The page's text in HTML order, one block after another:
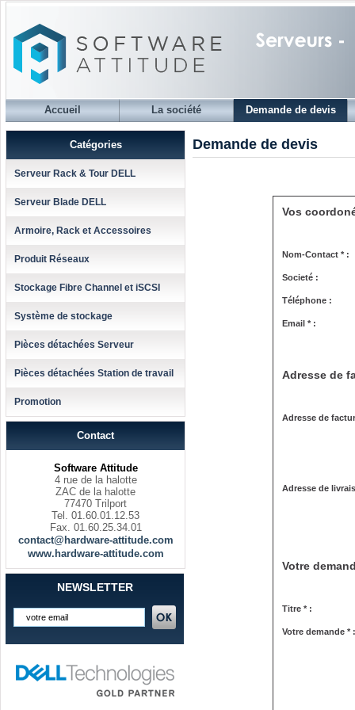
Accueil La société Demande de devis
Catégories
Serveur Rack & Tour DELL
Serveur Blade DELL
Armoire, Rack et Accessoires
Produit Réseaux
Stockage Fibre Channel et iSCSI
Système de stockage
Pièces détachées Serveur
Pièces détachées Station de travail
Promotion
Contact
Software Attitude
4 rue de la halotte
ZAC de la halotte
77470 Trilport
Tel. 01.60.01.12.53
Fax. 01.60.25.34.01
contact@hardware-attitude.com
www.hardware-attitude.com
NEWSLETTER
Demande de devis
Vos
Nom-Contact * :
Societé :
Téléphone :
Email * :
Adresse de
Adresse de
Adresse de
Votre
Titre * :
Votre demande * :